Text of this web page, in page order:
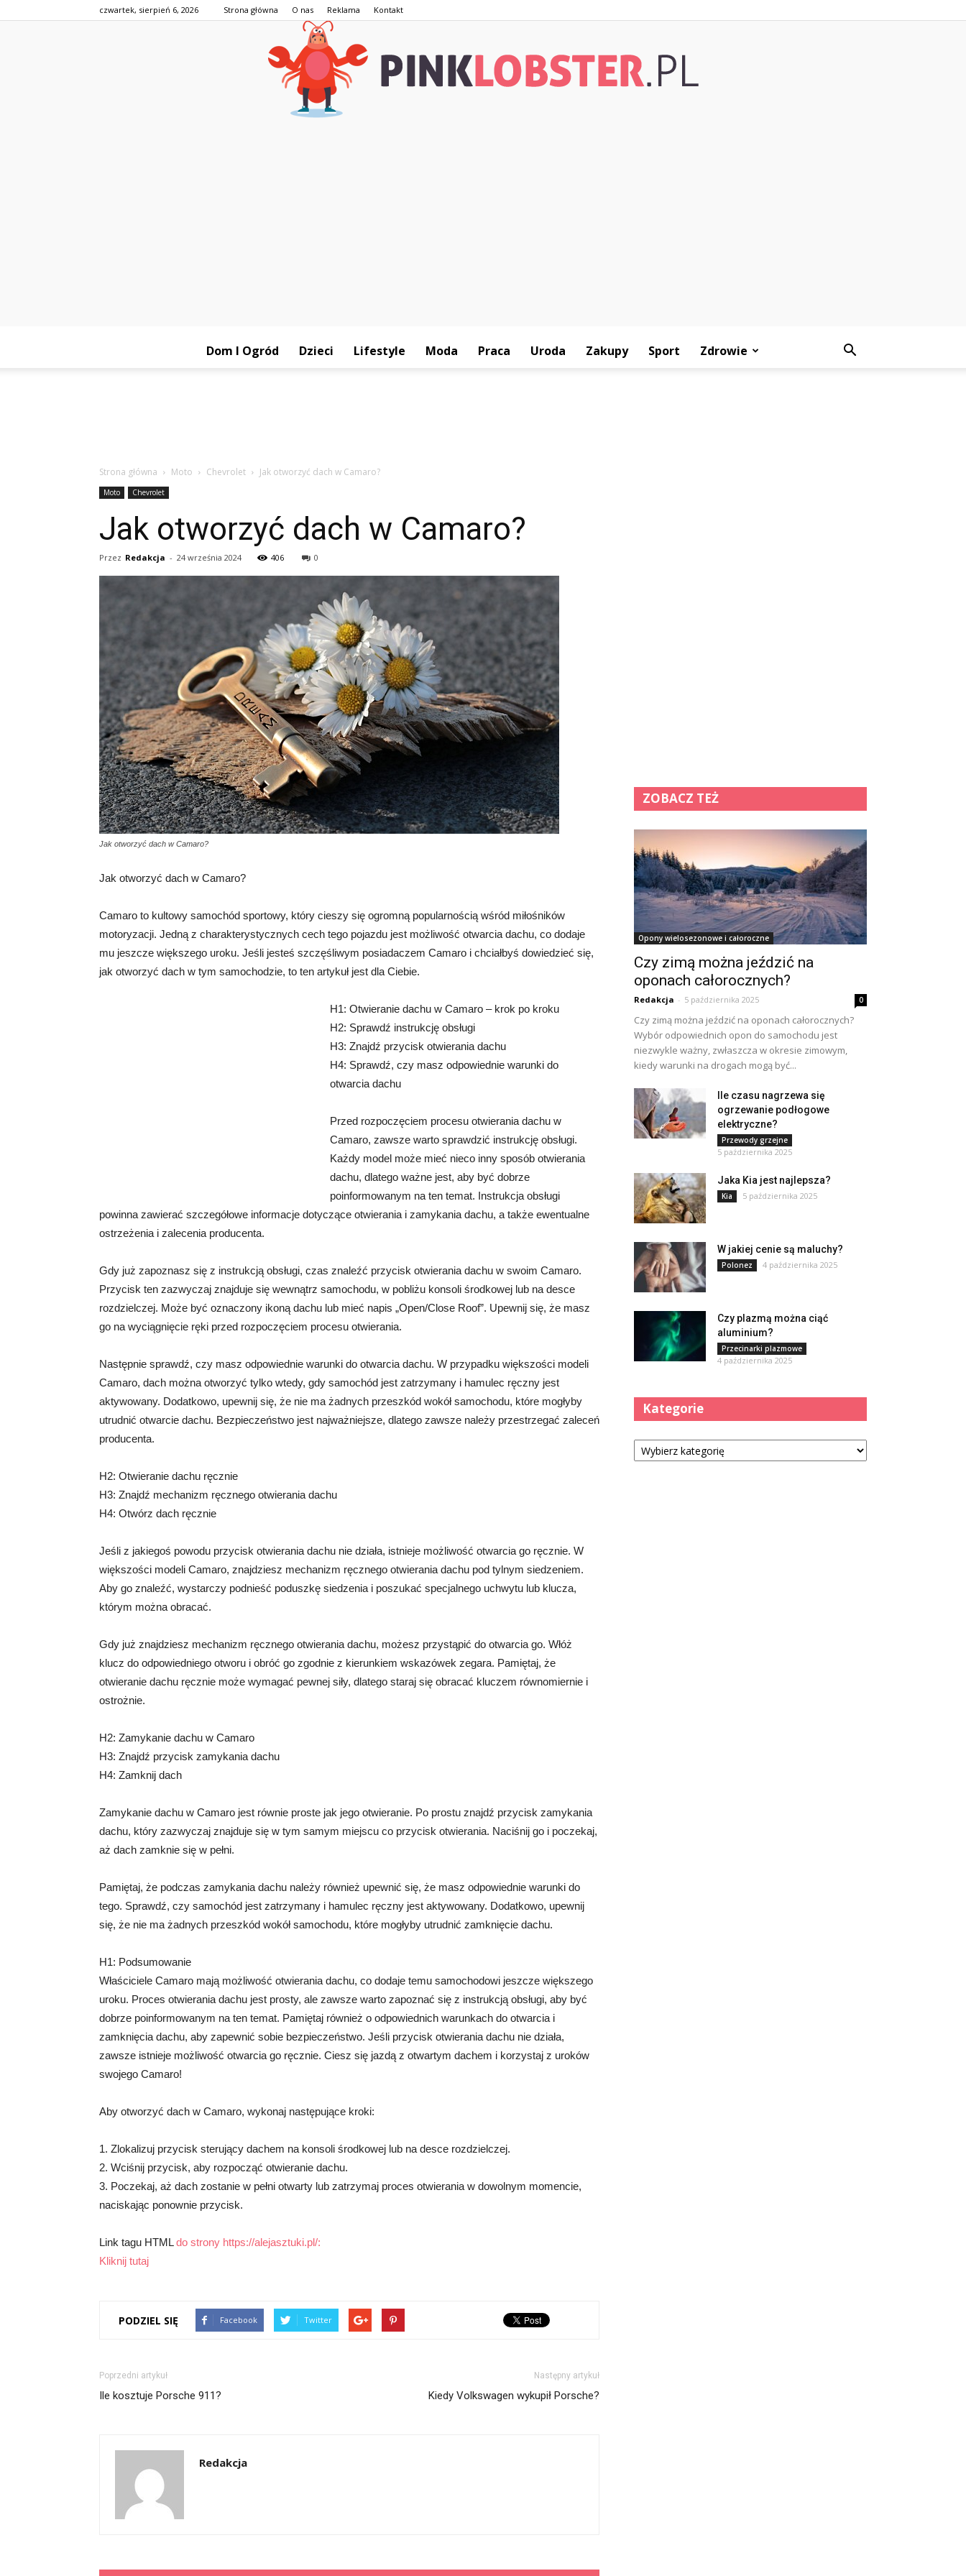
czwartek, sierpień 6, 2026 Strona główna O nas Reklama Kontakt
Dom I Ogród Dzieci Lifestyle Moda Praca Uroda Zakupy Sport Zdrowie
Strona główna Moto Chevrolet Jak otworzyć dach w Camaro?
Moto Chevrolet
Jak otworzyć dach w Camaro?
Przez Redakcja - 24 września 2024 406 0
Jak otworzyć dach w Camaro?
Jak otworzyć dach w Camaro?
Camaro to kultowy samochód sportowy, który cieszy się ogromną popularnością wśród miłośników
motoryzacji. Jedną z charakterystycznych cech tego pojazdu jest możliwość otwarcia dachu, co dodaje
mu jeszcze większego uroku. Jeśli jesteś szczęśliwym posiadaczem Camaro i chciałbyś dowiedzieć się,
jak otworzyć dach w tym samochodzie, to ten artykuł jest dla Ciebie.
H1: Otwieranie dachu w Camaro – krok po kroku
H2: Sprawdź instrukcję obsługi
H3: Znajdź przycisk otwierania dachu
H4: Sprawdź, czy masz odpowiednie warunki do
otwarcia dachu
Przed rozpoczęciem procesu otwierania dachu w
Camaro, zawsze warto sprawdzić instrukcję obsługi.
Każdy model może mieć nieco inny sposób otwierania
dachu, dlatego ważne jest, aby być dobrze
poinformowanym na ten temat. Instrukcja obsługi
powinna zawierać szczegółowe informacje dotyczące otwierania i zamykania dachu, a także ewentualne
ostrzeżenia i zalecenia producenta.
Gdy już zapoznasz się z instrukcją obsługi, czas znaleźć przycisk otwierania dachu w swoim Camaro.
Przycisk ten zazwyczaj znajduje się wewnątrz samochodu, w pobliżu konsoli środkowej lub na desce
rozdzielczej. Może być oznaczony ikoną dachu lub mieć napis „Open/Close Roof”. Upewnij się, że masz
go na wyciągnięcie ręki przed rozpoczęciem procesu otwierania.
Następnie sprawdź, czy masz odpowiednie warunki do otwarcia dachu. W przypadku większości modeli
Camaro, dach można otworzyć tylko wtedy, gdy samochód jest zatrzymany i hamulec ręczny jest
aktywowany. Dodatkowo, upewnij się, że nie ma żadnych przeszkód wokół samochodu, które mogłyby
utrudnić otwarcie dachu. Bezpieczeństwo jest najważniejsze, dlatego zawsze należy przestrzegać zaleceń
producenta.
H2: Otwieranie dachu ręcznie
H3: Znajdź mechanizm ręcznego otwierania dachu
H4: Otwórz dach ręcznie
Jeśli z jakiegoś powodu przycisk otwierania dachu nie działa, istnieje możliwość otwarcia go ręcznie. W
większości modeli Camaro, znajdziesz mechanizm ręcznego otwierania dachu pod tylnym siedzeniem.
Aby go znaleźć, wystarczy podnieść poduszkę siedzenia i poszukać specjalnego uchwytu lub klucza,
którym można obracać.
Gdy już znajdziesz mechanizm ręcznego otwierania dachu, możesz przystąpić do otwarcia go. Włóż
klucz do odpowiedniego otworu i obróć go zgodnie z kierunkiem wskazówek zegara. Pamiętaj, że
otwieranie dachu ręcznie może wymagać pewnej siły, dlatego staraj się obracać kluczem równomiernie i
ostrożnie.
H2: Zamykanie dachu w Camaro
H3: Znajdź przycisk zamykania dachu
H4: Zamknij dach
Zamykanie dachu w Camaro jest równie proste jak jego otwieranie. Po prostu znajdź przycisk zamykania
dachu, który zazwyczaj znajduje się w tym samym miejscu co przycisk otwierania. Naciśnij go i poczekaj,
aż dach zamknie się w pełni.
Pamiętaj, że podczas zamykania dachu należy również upewnić się, że masz odpowiednie warunki do
tego. Sprawdź, czy samochód jest zatrzymany i hamulec ręczny jest aktywowany. Dodatkowo, upewnij
się, że nie ma żadnych przeszkód wokół samochodu, które mogłyby utrudnić zamknięcie dachu.
H1: Podsumowanie
Właściciele Camaro mają możliwość otwierania dachu, co dodaje temu samochodowi jeszcze większego
uroku. Proces otwierania dachu jest prosty, ale zawsze warto zapoznać się z instrukcją obsługi, aby być
dobrze poinformowanym na ten temat. Pamiętaj również o odpowiednich warunkach do otwarcia i
zamknięcia dachu, aby zapewnić sobie bezpieczeństwo. Jeśli przycisk otwierania dachu nie działa,
zawsze istnieje możliwość otwarcia go ręcznie. Ciesz się jazdą z otwartym dachem i korzystaj z uroków
swojego Camaro!
Aby otworzyć dach w Camaro, wykonaj następujące kroki:
1. Zlokalizuj przycisk sterujący dachem na konsoli środkowej lub na desce rozdzielczej.
2. Wciśnij przycisk, aby rozpocząć otwieranie dachu.
3. Poczekaj, aż dach zostanie w pełni otwarty lub zatrzymaj proces otwierania w dowolnym momencie,
naciskając ponownie przycisk.
Link tagu HTMLdo strony https://alejasztuki.pl/:
Kliknij tutaj
PODZIEL SIĘ Facebook Twitter
Poprzedni artykuł
Ile kosztuje Porsche 911?
Następny artykuł
Kiedy Volkswagen wykupił Porsche?
Redakcja
ZOBACZ TEŻ
Opony wielosezonowe i całoroczne
Czy zimą można jeździć na
oponach całorocznych?
Redakcja - 5 października 2025 0
Czy zimą można jeździć na oponach całorocznych?
Wybór odpowiednich opon do samochodu jest
niezwykle ważny, zwłaszcza w okresie zimowym,
kiedy warunki na drogach mogą być...
Ile czasu nagrzewa się
ogrzewanie podłogowe
elektryczne?
Przewody grzejne
5 października 2025
Jaka Kia jest najlepsza?
Kia 5 października 2025
W jakiej cenie są maluchy?
Polonez 4 października 2025
Czy plazmą można ciąć
aluminium?
Przecinarki plazmowe
4 października 2025
Kategorie
Kategorie